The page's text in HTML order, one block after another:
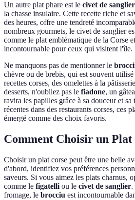
Un autre plat phare est le civet de sanglier
la chasse insulaire. Cette recette riche et
des heures, offre une tendreté
nombreux gourmets, le civet de sanglier
comme le plat emblématique de la Corse
incontournable pour ceux qui visitent l'île.
Ne manquons pas de mentionner le
chèvre ou de brebis, qui est souvent utilisé
recettes corses, des omelettes à la
desserts, n'oubliez pas le fiadone, un
ravira les papilles grâce à sa douceur et
récentes dans des restaurants corses, ces
émergé comme des choix favoris.
Comment Choisir un Plat
Choisir un plat corse peut être une belle
d'abord, identifiez vos préférences
saveurs. Si vous aimez les plats charnus,
comme le figatelli ou le civet de sanglier.
fromage, le brocciu est incontournable